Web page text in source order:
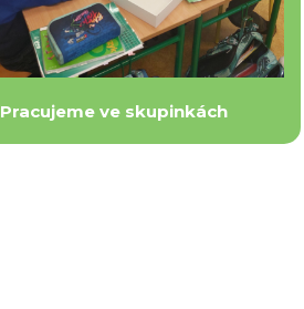
Pracujeme ve skupinkách